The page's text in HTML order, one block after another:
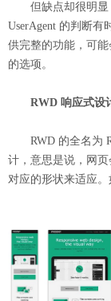
但缺点却很明显
UserAgent 的判断
供完整的功能，可
的选项。
RWD 响应式设
RWD 的全名为
计，意思是说，网
对应的形状来适应。